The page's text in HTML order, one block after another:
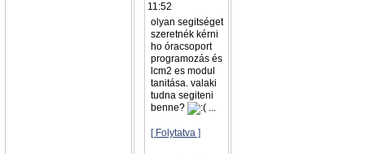
11:52
olyan segitséget
szeretnék kérni
ho óracsoport
programozás és
lcm2 es modul
tanitása. valaki
tudna segiteni
benne?
...
[ Folytatva ]